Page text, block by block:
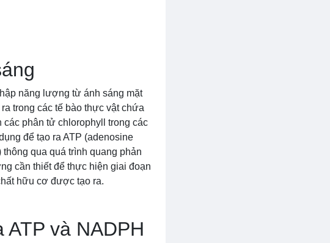
năng lượng từ ánh sáng mặt
trong các tế bào thực vật chứa
các phân tử chlorophyll trong các
để tạo ra ATP (adenosine
qua quá trình quang phản
cần thiết để thực hiện giai đoạn
hữu cơ được tạo ra.
và NADPH